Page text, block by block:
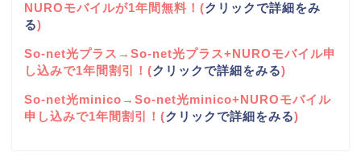
NUROモバイルが1年間無料！(クリックで詳細をみ
る)
So-net光プラス→So-net光プラス+NUROモバイル申
し込みで1年間割引！(クリックで詳細をみる)
So-net光minico→So-net光minico+NUROモバイル
申し込みで1年間割引！(クリックで詳細をみる)